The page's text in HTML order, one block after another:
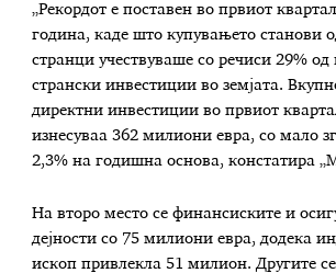
„Рекордот е поставен во првиот
година, каде што купувањето станови
странци учествуваше со речиси 29% од
странски инвестиции во земјата.
директни инвестиции во првиот
изнесуваа 362 милиони евра, со мало
2,3% на годишна основа, констатира
На второ место се финансиските и
дејности со 75 милиони евра, додека
ископ привлекла 51 милион. Другите